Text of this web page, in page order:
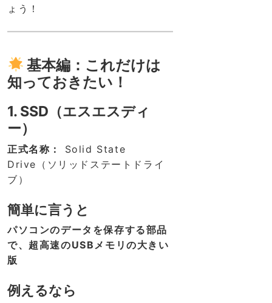
ょう！
基本編：これだけは
知っておきたい！
1. SSD（エスエスディ
ー）
正式名称：
Solid State
Drive（ソリッドステートドライ
ブ）
簡単に言うと
パソコンのデータを保存する部品
で、超高速のUSBメモリの大きい
版
例えるなら